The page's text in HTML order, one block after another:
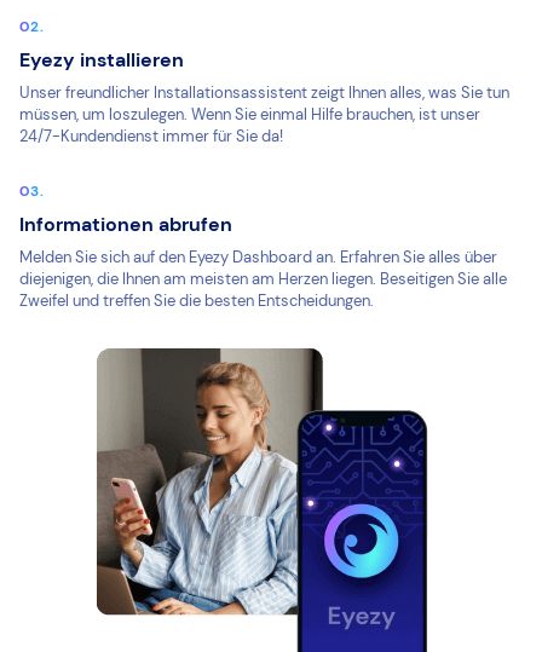
Eyezy installieren
Unser freundlicher Installationsassistent zeigt Ihnen alles, was Sie tun
müssen, um loszulegen. Wenn Sie einmal Hilfe brauchen, ist unser
24/7-Kundendienst immer für Sie da!
Informationen abrufen
Melden Sie sich auf den Eyezy Dashboard an. Erfahren Sie alles über
diejenigen, die Ihnen am meisten am Herzen liegen. Beseitigen Sie alle
Zweifel und treffen Sie die besten Entscheidungen.